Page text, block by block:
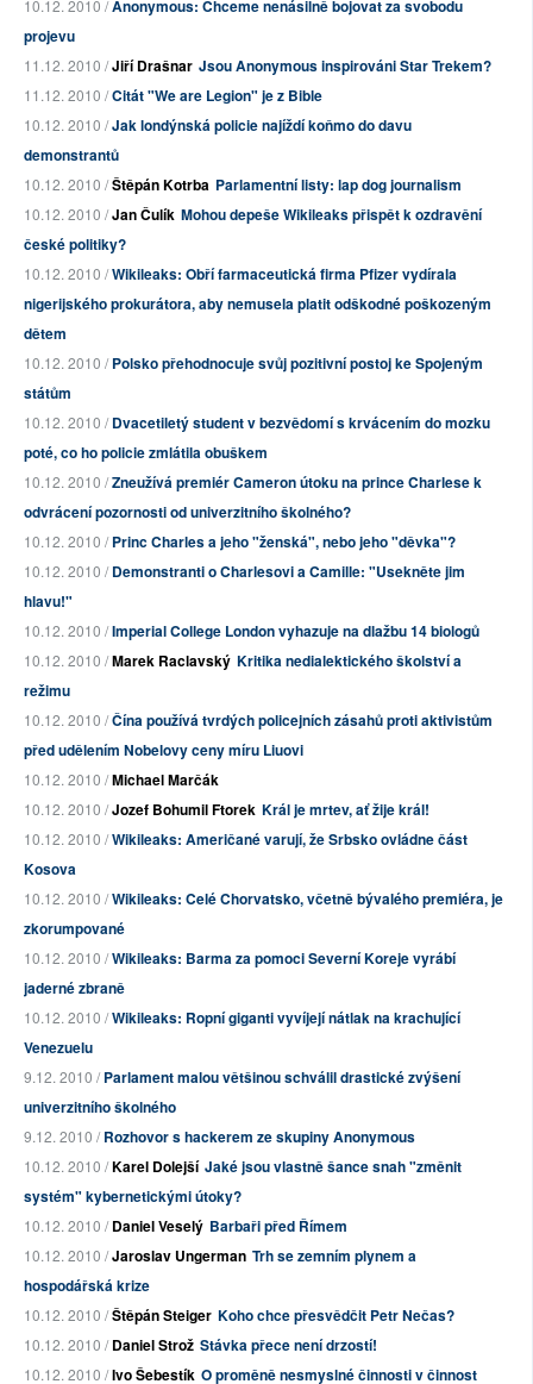
10.12. 2010 /Anonymous: Chceme nenásilně bojovat za svobodu
projevu
11.12. 2010 /Jiří Drašnar Jsou Anonymous inspirováni Star Trekem?
11.12. 2010 /Citát "We are Legion" je z Bible
10.12. 2010 /Jak londýnská policie najíždí koňmo do davu
demonstrantů
10.12. 2010 /Štěpán Kotrba Parlamentní listy: lap dog journalism
10.12. 2010 /Jan Čulík Mohou depeše Wikileaks přispět k ozdravění
české politiky?
10.12. 2010 /Wikileaks: Obří farmaceutická firma Pfizer vydírala
nigerijského prokurátora, aby nemusela platit odškodné poškozeným
dětem
10.12. 2010 /Polsko přehodnocuje svůj pozitivní postoj ke Spojeným
státům
10.12. 2010 /Dvacetiletý student v bezvědomí s krvácením do mozku
poté, co ho policie zmlátila obuškem
10.12. 2010 /Zneužívá premiér Cameron útoku na prince Charlese k
odvrácení pozornosti od univerzitního školného?
10.12. 2010 /Princ Charles a jeho "ženská", nebo jeho "děvka"?
10.12. 2010 /Demonstranti o Charlesovi a Camille: "Usekněte jim
hlavu!"
10.12. 2010 /Imperial College London vyhazuje na dlažbu 14 biologů
10.12. 2010 /Marek Raclavský Kritika nedialektického školství a
režimu
10.12. 2010 /Čína používá tvrdých policejních zásahů proti aktivistům
před udělením Nobelovy ceny míru Liuovi
10.12. 2010 /Michael Marčák
10.12. 2010 /Jozef Bohumil Ftorek Král je mrtev, ať žije král!
10.12. 2010 /Wikileaks: Američané varují, že Srbsko ovládne část
Kosova
10.12. 2010 /Wikileaks: Celé Chorvatsko, včetně bývalého premiéra, je
zkorumpované
10.12. 2010 /Wikileaks: Barma za pomoci Severní Koreje vyrábí
jaderné zbraně
10.12. 2010 /Wikileaks: Ropní giganti vyvíjejí nátlak na krachující
Venezuelu
9.12. 2010 /Parlament malou většinou schválil drastické zvýšení
univerzitního školného
9.12. 2010 /Rozhovor s hackerem ze skupiny Anonymous
10.12. 2010 /Karel Dolejší Jaké jsou vlastně šance snah "změnit
systém" kybernetickými útoky?
10.12. 2010 /Daniel Veselý Barbaři před Římem
10.12. 2010 /Jaroslav Ungerman Trh se zemním plynem a
hospodářská krize
10.12. 2010 /Štěpán Steiger Koho chce přesvědčit Petr Nečas?
10.12. 2010 /Daniel Strož Stávka přece není drzostí!
10.12. 2010 /Ivo Šebestík O proměně nesmyslné činnosti v činnost